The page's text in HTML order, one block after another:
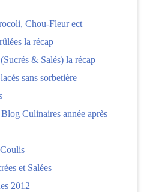
Chou-Fleur ect
la récap
& Salés) la récap
sans sorbetière
Culinaires année après
et Salées
2012